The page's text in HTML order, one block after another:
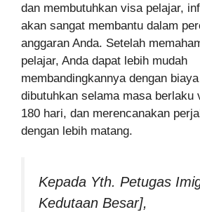
dan membutuhkan visa pelajar,
akan sangat membantu dalam
anggaran Anda. Setelah
pelajar, Anda dapat lebih mudah
membandingkannya dengan
dibutuhkan selama masa berlaku
180 hari, dan merencanakan
dengan lebih matang.
Kepada Yth. Petugas
Kedutaan Besar],